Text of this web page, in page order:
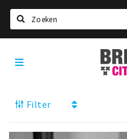
Home
DealsFilter